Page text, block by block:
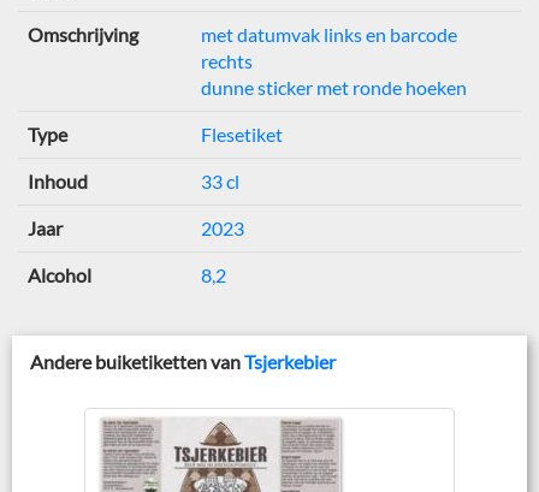
Omschrijving
met datumvak links en barcode
rechts
dunne sticker met ronde hoeken
Type Flesetiket
Inhoud 33 cl
Jaar 2023
Alcohol 8,2
Andere buiketiketten vanTsjerkebier